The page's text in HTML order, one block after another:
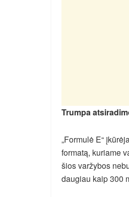
Trumpa
„Formulė E“
formatą, kuriame
šios varžybos
daugiau kaip 300